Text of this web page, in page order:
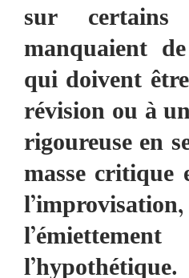
sur
manquaient
qui doivent
révision ou à
rigoureuse en
masse
l’hypothétique.